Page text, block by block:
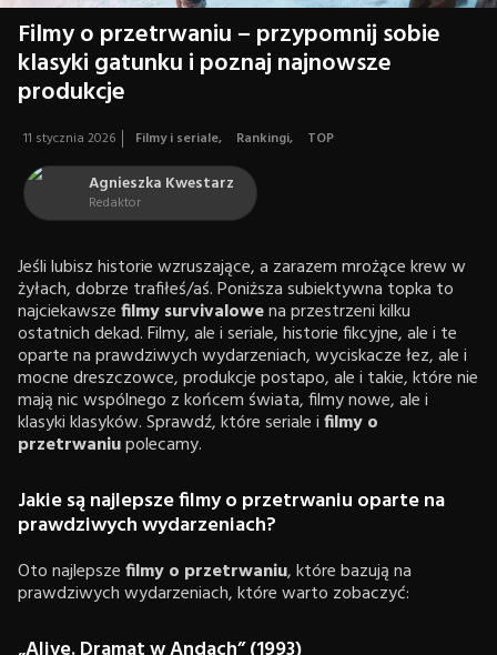
Filmy o przetrwaniu – przypomnij sobie
klasyki gatunku i poznaj najnowsze
produkcje
11 stycznia 2026 Filmy i seriale, Rankingi, TOP
Agnieszka Kwestarz
Redaktor
Jeśli lubisz historie wzruszające, a zarazem mrożące krew w
żyłach, dobrze trafiłeś/aś. Poniższa subiektywna topka to
najciekawszefilmy survivalowena przestrzeni kilku
ostatnich dekad. Filmy, ale i seriale, historie fikcyjne, ale i te
oparte na prawdziwych wydarzeniach, wyciskacze łez, ale i
mocne dreszczowce, produkcje postapo, ale i takie, które nie
mają nic wspólnego z końcem świata, filmy nowe, ale i
klasyki klasyków. Sprawdź, które seriale ifilmy o
przetrwaniupolecamy.
Jakie są najlepsze filmy o przetrwaniu oparte na
prawdziwych wydarzeniach?
Oto najlepszefilmy o przetrwaniu, które bazują na
prawdziwych wydarzeniach, które warto zobaczyć: